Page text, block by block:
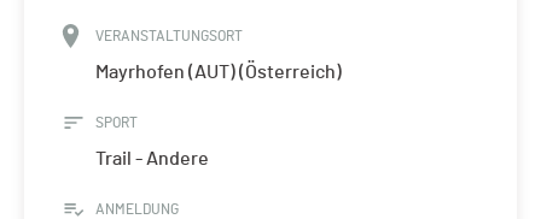
VERANSTALTUNGSORT
Mayrhofen (AUT) (Österreich)
SPORT
Trail - Andere
ANMELDUNG